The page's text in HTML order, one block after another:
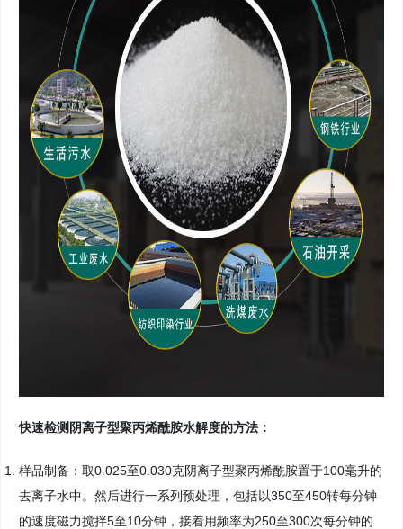
快速检测阴离子型聚丙烯酰胺水解度的方法：
样品制备：取0.025至0.030克阴离子型聚丙烯酰胺置于100毫升的
去离子水中。然后进行一系列预处理，包括以350至450转每分钟
的速度磁力搅拌5至10分钟，接着用频率为250至300次每分钟的